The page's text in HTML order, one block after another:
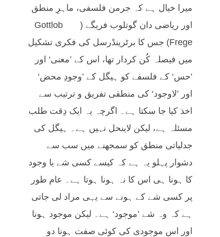
میرا خیال ہے کہ جرمن فلسفی، ماہرِ منطق
اور ریاضی دان گوتلوب فریگے (Gottlob
Frege) جس کا برٹرینڈرسل کی فکری تشکیل
میں فیصلہ کُن کردار تھا، اس کے ’معنی‘ اور
’حس‘ کے فلسفے کو ہیگل کے ’وجودِ محض‘
اور ’لاوجود‘ کی منطقی تفریق و ترتیب سے
اخذ کیا جا سکتا ہے۔ اگرچہ یہ ایک دِقت طلب
مسئلہ ہے، لیکن لاینحل نہیں ہے۔ ہیگل کی
جدلیاتی منطق کو سمجھنے میں سب سے
دشوار پہلو یہ ہے کہ کیسے کسی شے یا وجود
کا ہونا ہی اس کا نہ ہونا ہوتا ہے۔ عام طور
پر کسی شے کے ہونے سے یہی مراد لی جاتی
ہے کہ وہ شے ’موجود‘ ہے۔ لیکن موجود ہونا
اور اس موجودی کی کوئی صفت ہونا دو